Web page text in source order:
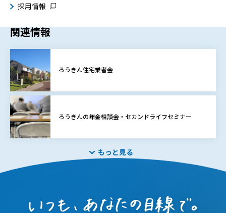
採用情報
関連情報
ろうきん住宅業者会
ろうきんの年金相談会・セカンドライフセミナー
もっと見る